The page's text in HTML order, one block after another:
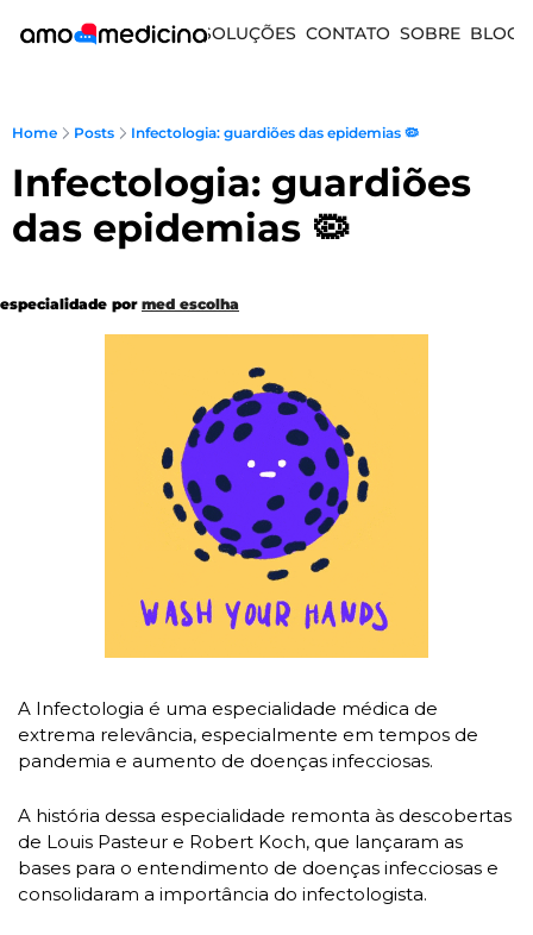
SOLUÇÕES CONTATO SOBRE BLOG
Home Posts Infectologia: guardiões das epidemias 🦠
Infectologia: guardiões
das epidemias 🦠
especialidade por med escolha
A Infectologia é uma especialidade médica de
extrema relevância, especialmente em tempos de
pandemia e aumento de doenças infecciosas.
A história dessa especialidade remonta às descobertas
de Louis Pasteur e Robert Koch, que lançaram as
bases para o entendimento de doenças infecciosas e
consolidaram a importância do infectologista.